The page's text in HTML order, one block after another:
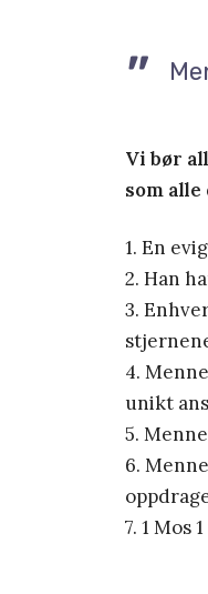
Vi bør
som
1. En
2. Han
3.
4.
unikt
5.
6.
7. 1